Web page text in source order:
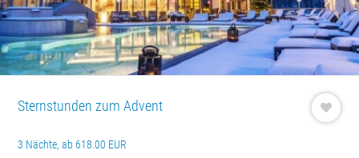
Sternstunden zum Advent
3 Nächte, ab 618.00 EUR